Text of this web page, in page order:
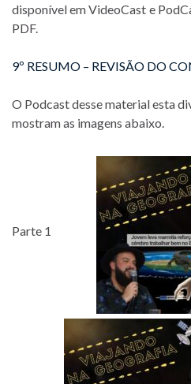
disponível em VideoCast e
PDF.
9º RESUMO – REVISÃO DO
O Podcast desse material esta
mostram as imagens abaixo.
Parte 1